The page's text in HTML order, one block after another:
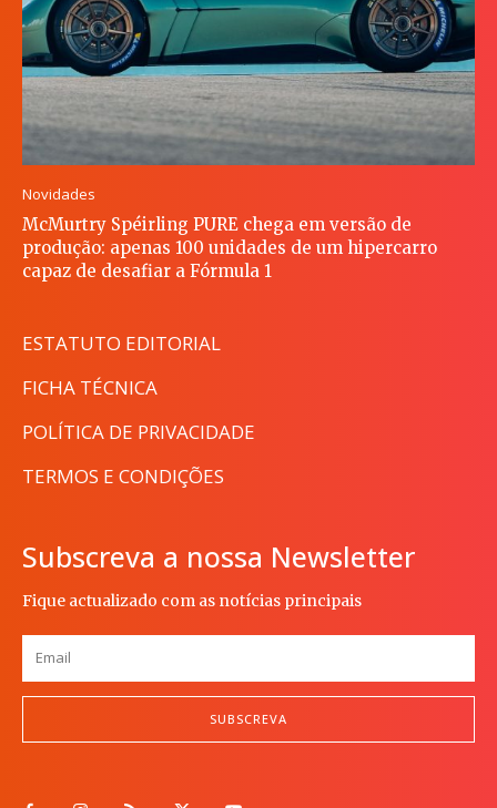
Novidades
McMurtry Spéirling PURE chega em versão de
produção: apenas 100 unidades de um hipercarro
capaz de desafiar a Fórmula 1
ESTATUTO EDITORIAL
FICHA TÉCNICA
POLÍTICA DE PRIVACIDADE
TERMOS E CONDIÇÕES
Subscreva a nossa Newsletter
Fique actualizado com as notícias principais
SUBSCREVA